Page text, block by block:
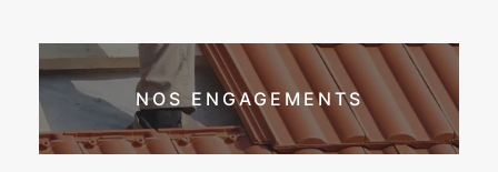
NOS ENGAGEMENTS